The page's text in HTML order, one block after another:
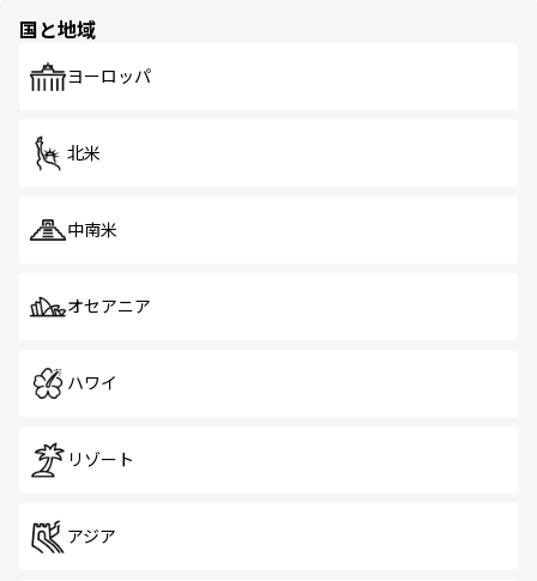
で、ホーカーズは地元の風情を楽しめる外せないスポット
国と地域
ヨーロッパ
北米
中南米
オセアニア
ハワイ
リゾート
アジア